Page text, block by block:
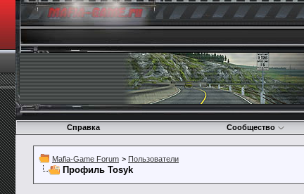
Справка Сообщество
Mafia-Game Forum > Пользователи
Профиль Tosyk